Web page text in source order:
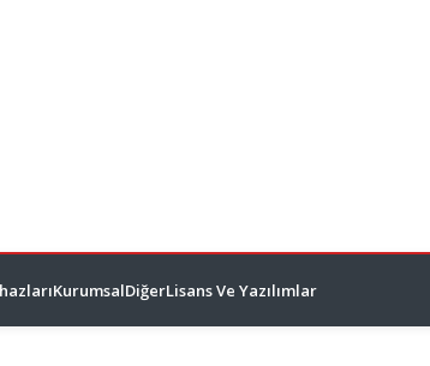
KurumsalDiğerLisans Ve Yazılımlar